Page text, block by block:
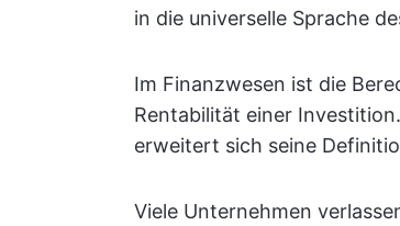
in die universelle Sprache
Im Finanzwesen ist die
Rentabilität einer
erweitert sich seine
Viele Unternehmen